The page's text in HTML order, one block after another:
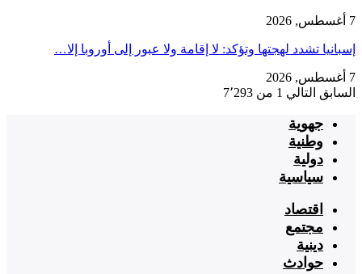
7 أغسطس, 2026
إسبانيا تشدد لهجتها وتؤكد: لا إقامة ولا عبور إلى أوروبا إلا…
7 أغسطس, 2026
السابق التالي 1 من 7٬293
جهوية
وطنية
دولية
سياسية
اقتصاد
مجتمع
دينية
حوادث